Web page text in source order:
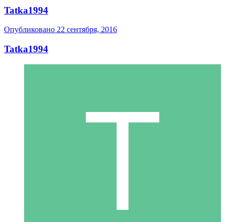
Tatka1994
Опубликовано 22 сентября, 2016
Tatka1994